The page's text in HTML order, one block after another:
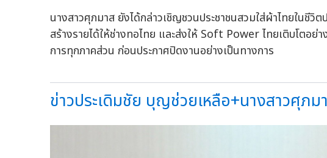
นางสาวศุภมาส ยังได้กล่าวเชิญชวนประชาชนสวมใส่ผ้าไทยในชีวิ
สร้างรายได้ให้ช่างทอไทย และส่งให้ Soft Power ไทยเติบโตอ
การทุกภาคส่วน ก่อนประกาศปิดงานอย่างเป็นทางการ
ข่าวประเดิมชัย บุญช่วยเหลือ+นางสาวศุภ